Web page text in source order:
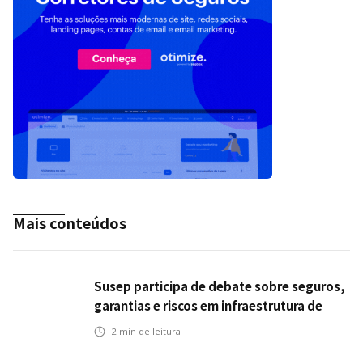
Mais conteúdos
Susep participa de debate sobre seguros,
garantias e riscos em infraestrutura de
transportes
2 min de leitura